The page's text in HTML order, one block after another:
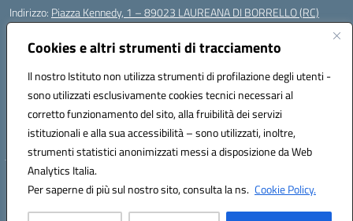
Cookies e altri strumenti di tracciamento
Il nostro Istituto non utilizza strumenti di profilazione degli utenti -
sono utilizzati esclusivamente cookies tecnici necessari al
corretto funzionamento del sito, alla fruibilità dei servizi
istituzionali e alla sua accessibilità – sono utilizzati, inoltre,
strumenti statistici anonimizzati messi a disposizione da Web
Analytics Italia.
Per saperne di più sul nostro sito, consulta la ns. Cookie Policy.
Indirizzo: Piazza Kennedy, 1 – 89023 LAUREANA DI BORRELLO (RC)
Centralino:
Posta elettronica certificata (PEC):rcic84800t@pec.istruzione.it
Codice fiscale: 82000940807
Codice meccanografico:RCIC84800T
Codice Indice delle Pubbliche Amministrazioni (IPA): istsc_rcic84800t
Codice unico di fatturazione (CUF): UF3A7N
Hosting & Powered by 3D Solution S.r.l.
Concept & Design by Designers Italia